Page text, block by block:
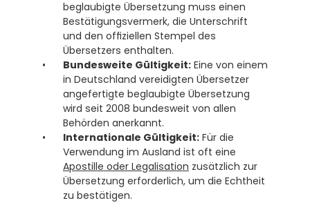
beglaubigte Übersetzung muss einen
Bestätigungsvermerk, die Unterschrift
und den offiziellen Stempel des
Übersetzers enthalten.
Bundesweite Gültigkeit: Eine von einem
in Deutschland vereidigten Übersetzer
angefertigte beglaubigte Übersetzung
wird seit 2008 bundesweit von allen
Behörden anerkannt.
Internationale Gültigkeit: Für die
Apostille oder Legalisation zusätzlich zur
Übersetzung erforderlich, um die Echtheit
zu bestätigen.